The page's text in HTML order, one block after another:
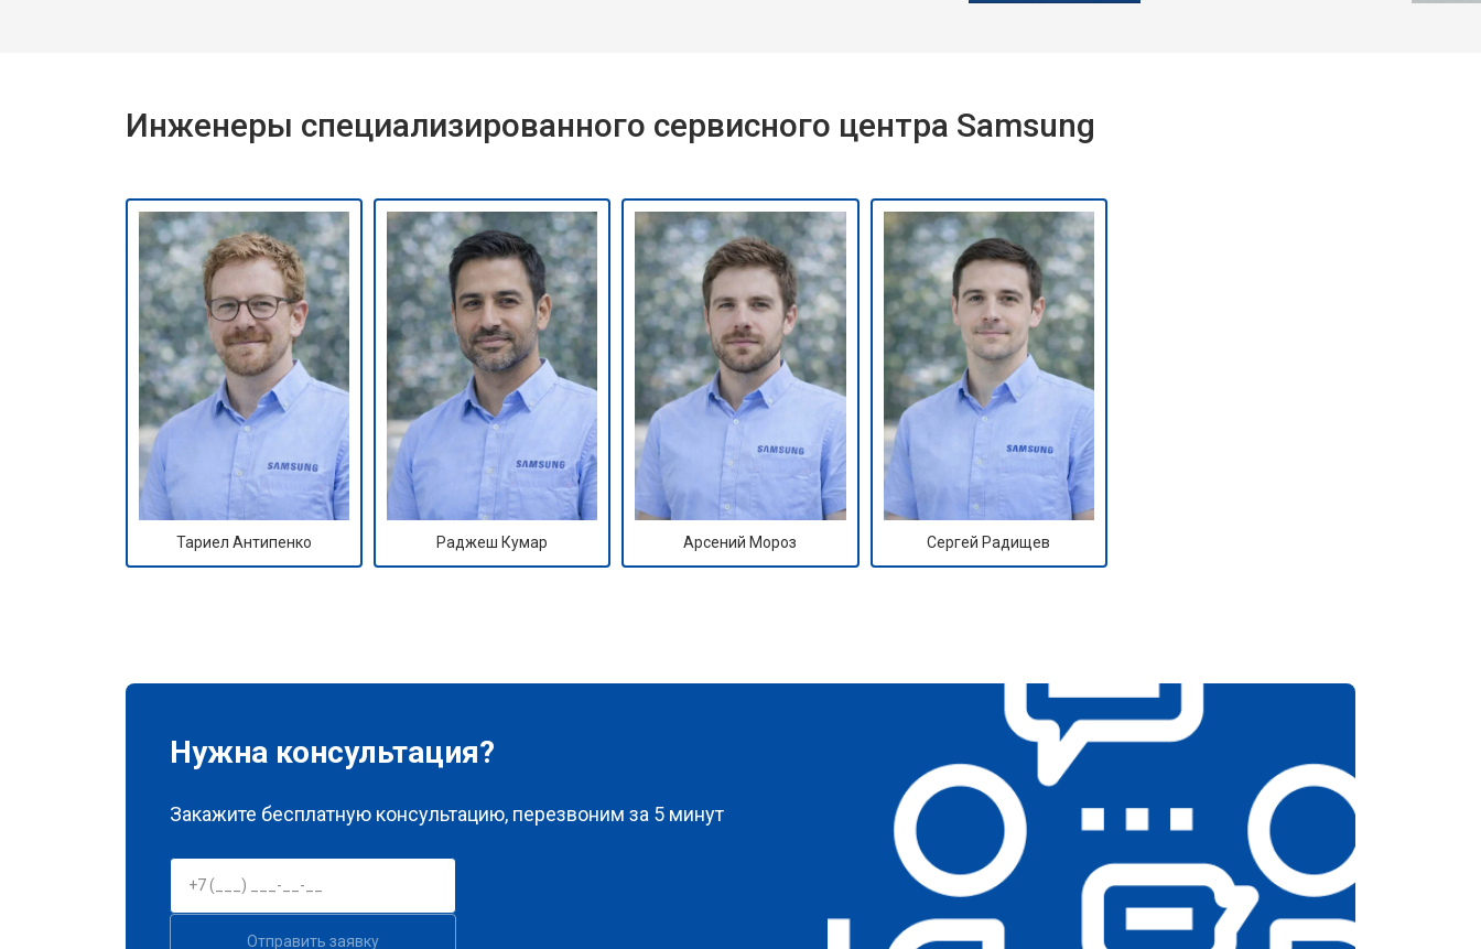
Инженеры специализированного сервисного центра Samsung
Тариел Антипенко Раджеш Кумар Арсений Мороз Сергей Радищев
Нужна консультация?
Закажите бесплатную консультацию, перезвоним за 5 минут
Отправить заявку